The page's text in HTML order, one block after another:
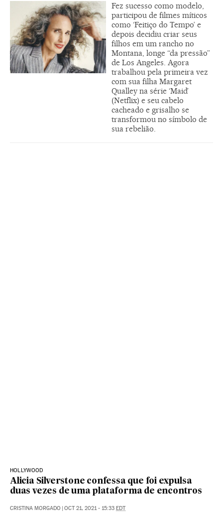
Fez sucesso como modelo,
participou de filmes míticos
como ‘Feitiço do Tempo’ e
depois decidiu criar seus
filhos em um rancho no
Montana, longe “da pressão”
de Los Angeles. Agora
trabalhou pela primeira vez
com sua filha Margaret
Qualley na série ‘Maid’
(Netflix) e seu cabelo
cacheado e grisalho se
transformou no símbolo de
sua rebelião.
HOLLYWOOD
Alicia Silverstone confessa que foi expulsa
duas vezes de uma plataforma de encontros
CRISTINA MORGADO | OCT 21, 2021 - 15:33 EDT